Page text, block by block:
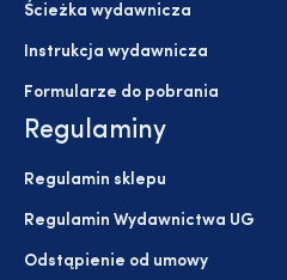
Ścieżka wydawnicza
Instrukcja wydawnicza
Formularze do pobrania
Regulaminy
Regulamin sklepu
Regulamin Wydawnictwa UG
Odstąpienie od umowy